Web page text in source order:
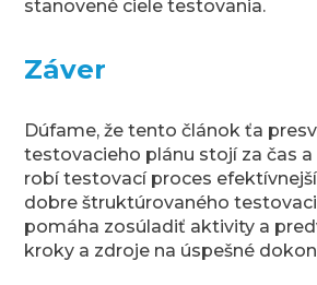
stanovené ciele testovania.
Záver
Dúfame, že tento článok ťa
testovacieho plánu stojí za čas a
robí testovací proces
dobre štruktúrovaného
pomáha zosúladiť aktivity a
kroky a zdroje na úspešné